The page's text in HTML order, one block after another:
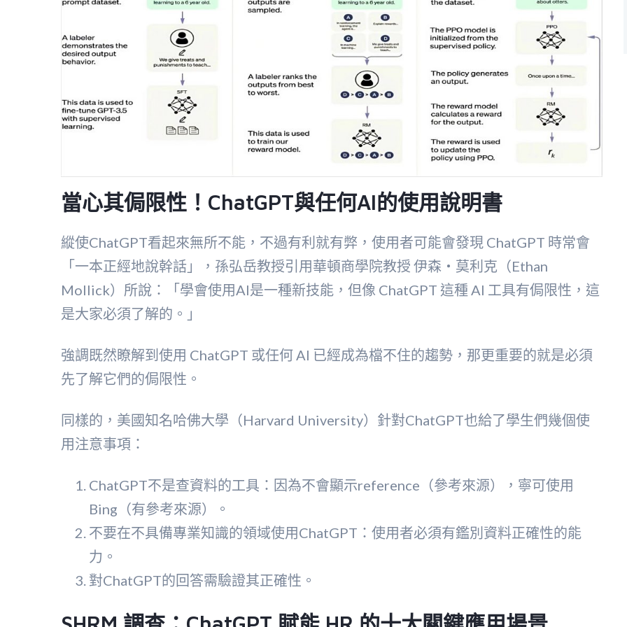
當心其侷限性！ChatGPT與任何AI的使用說明書
縱使ChatGPT看起來無所不能，不過有利就有弊，使用者可能會發現 ChatGPT 時常會
「一本正經地說幹話」，孫弘岳教授引用華頓商學院教授 伊森‧莫利克（Ethan
Mollick）所說：「學會使用AI是一種新技能，但像 ChatGPT 這種 AI 工具有侷限性，這
是大家必須了解的。」
強調既然瞭解到使用 ChatGPT 或任何 AI 已經成為檔不住的趨勢，那更重要的就是必須
先了解它們的侷限性。
同樣的，美國知名哈佛大學（Harvard University）針對ChatGPT也給了學生們幾個使
用注意事項：
ChatGPT不是查資料的工具：因為不會顯示reference（參考來源），寧可使用
Bing（有參考來源）。
不要在不具備專業知識的領域使用ChatGPT：使用者必須有鑑別資料正確性的能
力。
對ChatGPT的回答需驗證其正確性。